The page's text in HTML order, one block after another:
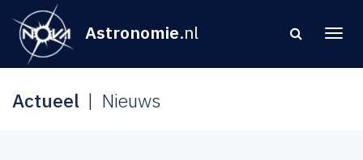
Astronomie.nl
Actueel Nieuws